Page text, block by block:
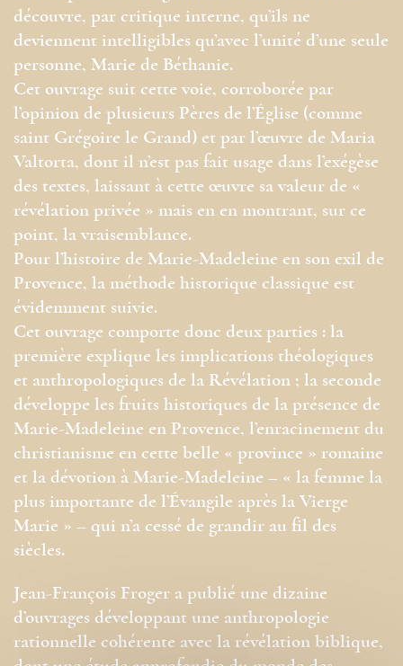
découvre, par critique interne, qu’ils ne
deviennent intelligibles qu’avec l’unité d’une seule
personne, Marie de Béthanie.
Cet ouvrage suit cette voie, corroborée par
l’opinion de plusieurs Pères de l’Église (comme
saint Grégoire le Grand) et par l’œuvre de Maria
Valtorta, dont il n’est pas fait usage dans l’exégèse
des textes, laissant à cette œuvre sa valeur de «
révélation privée » mais en en montrant, sur ce
point, la vraisemblance.
Pour l’histoire de Marie-Madeleine en son exil de
Provence, la méthode historique classique est
évidemment suivie.
Cet ouvrage comporte donc deux parties : la
première explique les implications théologiques
et anthropologiques de la Révélation ; la seconde
développe les fruits historiques de la présence de
Marie-Madeleine en Provence, l’enracinement du
christianisme en cette belle « province » romaine
et la dévotion à Marie-Madeleine – « la femme la
plus importante de l’Évangile après la Vierge
Marie » – qui n’a cessé de grandir au fil des
siècles.
Jean-François Froger a publié une dizaine
d’ouvrages développant une anthropologie
rationnelle cohérente avec la révélation biblique,